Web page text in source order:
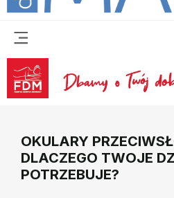
OKULARY
DLACZEGO TWOJE
POTRZEBUJE?